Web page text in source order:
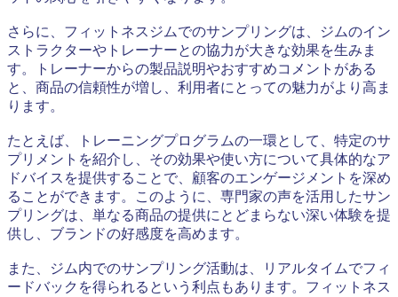
さらに、フィットネスジムでのサンプリングは、ジムのイン
ストラクターやトレーナーとの協力が大きな効果を生みま
す。トレーナーからの製品説明やおすすめコメントがある
と、商品の信頼性が増し、利用者にとっての魅力がより高ま
ります。
たとえば、トレーニングプログラムの一環として、特定のサ
プリメントを紹介し、その効果や使い方について具体的なア
ドバイスを提供することで、顧客のエンゲージメントを深め
ることができます。このように、専門家の声を活用したサン
プリングは、単なる商品の提供にとどまらない深い体験を提
供し、ブランドの好感度を高めます。
また、ジム内でのサンプリング活動は、リアルタイムでフィ
ードバックを得られるという利点もあります。フィットネス